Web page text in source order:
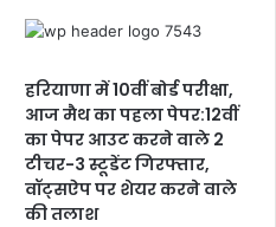
हरियाणा में 10वीं बोर्ड परीक्षा,
आज मैथ का पहला पेपर:12वीं
का पेपर आउट करने वाले 2
टीचर-3 स्टूडेंट गिरफ्तार,
वॉट्सऐप पर शेयर करने वाले
की तलाश